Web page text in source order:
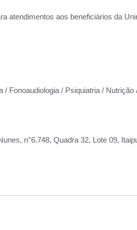
atendimentos aos beneficiários da
/ Fonoaudiologia / Psiquiatria /
n°6.748, Quadra 32, Lote 09,